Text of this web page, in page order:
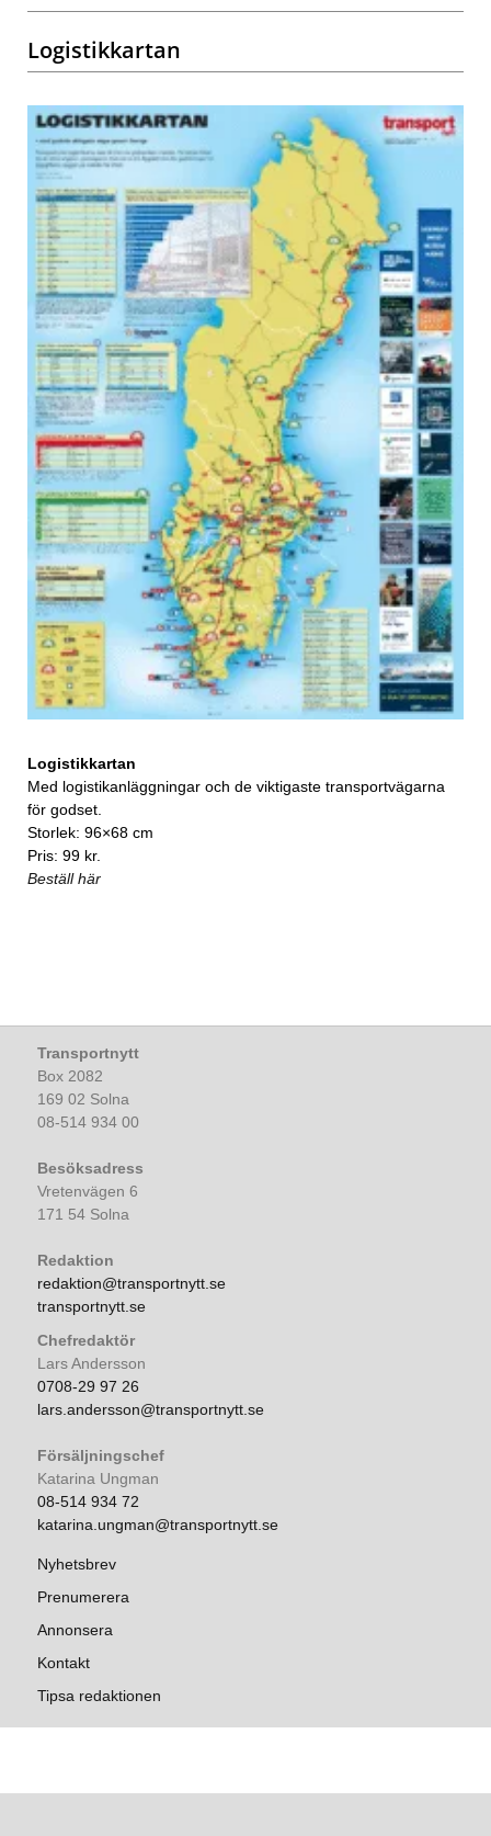
Logistikkartan
Logistikkartan
Med logistikanläggningar och de viktigaste transportvägarna
för godset.
Storlek: 96×68 cm
Pris: 99 kr.
Beställ här
Transportnytt
Box 2082
169 02 Solna
08-514 934 00
Besöksadress
Vretenvägen 6
171 54 Solna
Redaktion
redaktion@transportnytt.se
transportnytt.se
Chefredaktör
Lars Andersson
0708-29 97 26
lars.andersson@transportnytt.se
Försäljningschef
Katarina Ungman
08-514 934 72
katarina.ungman@transportnytt.se
Nyhetsbrev
Prenumerera
Annonsera
Kontakt
Tipsa redaktionen